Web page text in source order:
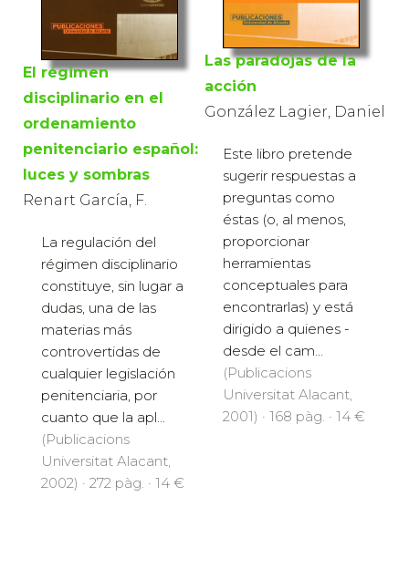
El régimen
disciplinario en el
ordenamiento
penitenciario español:
luces y sombras
Renart García, F.
La regulación del
régimen disciplinario
constituye, sin lugar a
dudas, una de las
materias más
controvertidas de
cualquier legislación
penitenciaria, por
cuanto que la apl...
(Publicacions
Universitat Alacant,
2002) · 272 pàg. · 14 €
Las paradojas de la
acción
González Lagier, Daniel
Este libro pretende
sugerir respuestas a
preguntas como
éstas (o, al menos,
proporcionar
herramientas
conceptuales para
encontrarlas) y está
dirigido a quienes -
desde el cam...
(Publicacions
Universitat Alacant,
2001) · 168 pàg. · 14 €